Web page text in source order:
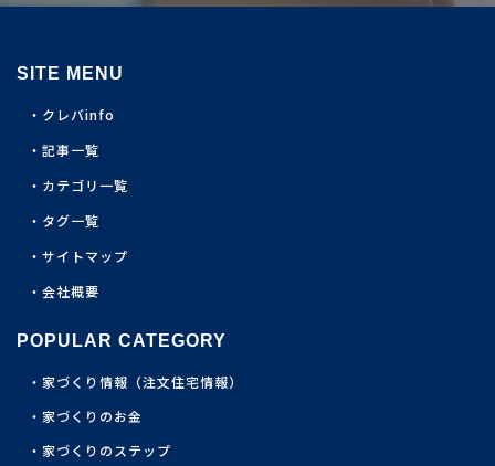
SITE MENU
クレバinfo
記事一覧
カテゴリ一覧
タグ一覧
サイトマップ
会社概要
POPULAR CATEGORY
家づくり情報（注文住宅情報）
家づくりのお金
家づくりのステップ